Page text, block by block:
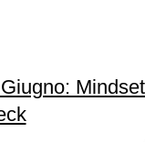
Mindset